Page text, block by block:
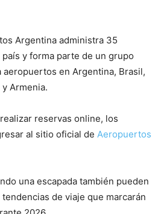
Argentina administra 35
y forma parte de un grupo
en Argentina, Brasil,
Armenia.
reservas online, los
al sitio oficial de Aeropuertos
una escapada también pueden
de viaje que marcarán